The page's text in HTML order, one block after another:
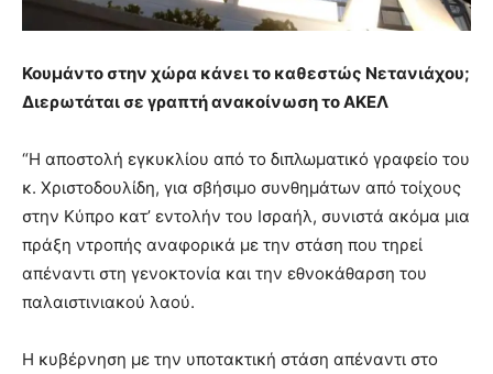
Κουμάντο στην χώρα κάνει το καθεστώς Νετανιάχου;
Διερωτάται σε γραπτή ανακοίνωση το ΑΚΕΛ
“Η αποστολή εγκυκλίου από το διπλωματικό γραφείο του
κ. Χριστοδουλίδη, για σβήσιμο συνθημάτων από τοίχους
στην Κύπρο κατ’ εντολήν του Ισραήλ, συνιστά ακόμα μια
πράξη ντροπής αναφορικά με την στάση που τηρεί
απέναντι στη γενοκτονία και την εθνοκάθαρση του
παλαιστινιακού λαού.
Η κυβέρνηση με την υποτακτική στάση απέναντι στο